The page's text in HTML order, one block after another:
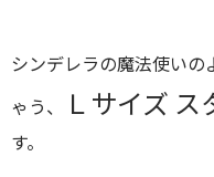
シンデレラの魔法使い
ゃう、
Ｌサイズ ス
す。